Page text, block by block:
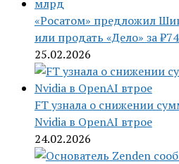
«Росатом» предложил
или продать «Дело» за
25.02.2026
FT узнала о снижении
Nvidia в OpenAI втрое
24.02.2026